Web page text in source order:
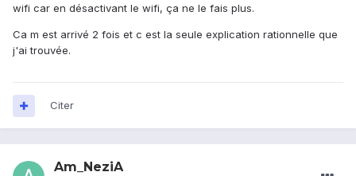
wifi car en désactivant le wifi, ça ne le fais plus.
Ca m est arrivé 2 fois et c est la seule explication rationnelle que
j'ai trouvée.
Citer
Am_NeziA